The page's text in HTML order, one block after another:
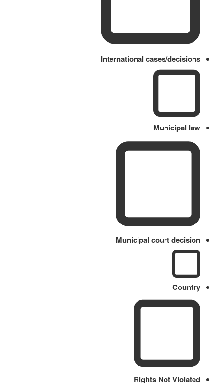
International cases/decisions
Municipal law
Municipal court decision
Country
Rights Not Violated